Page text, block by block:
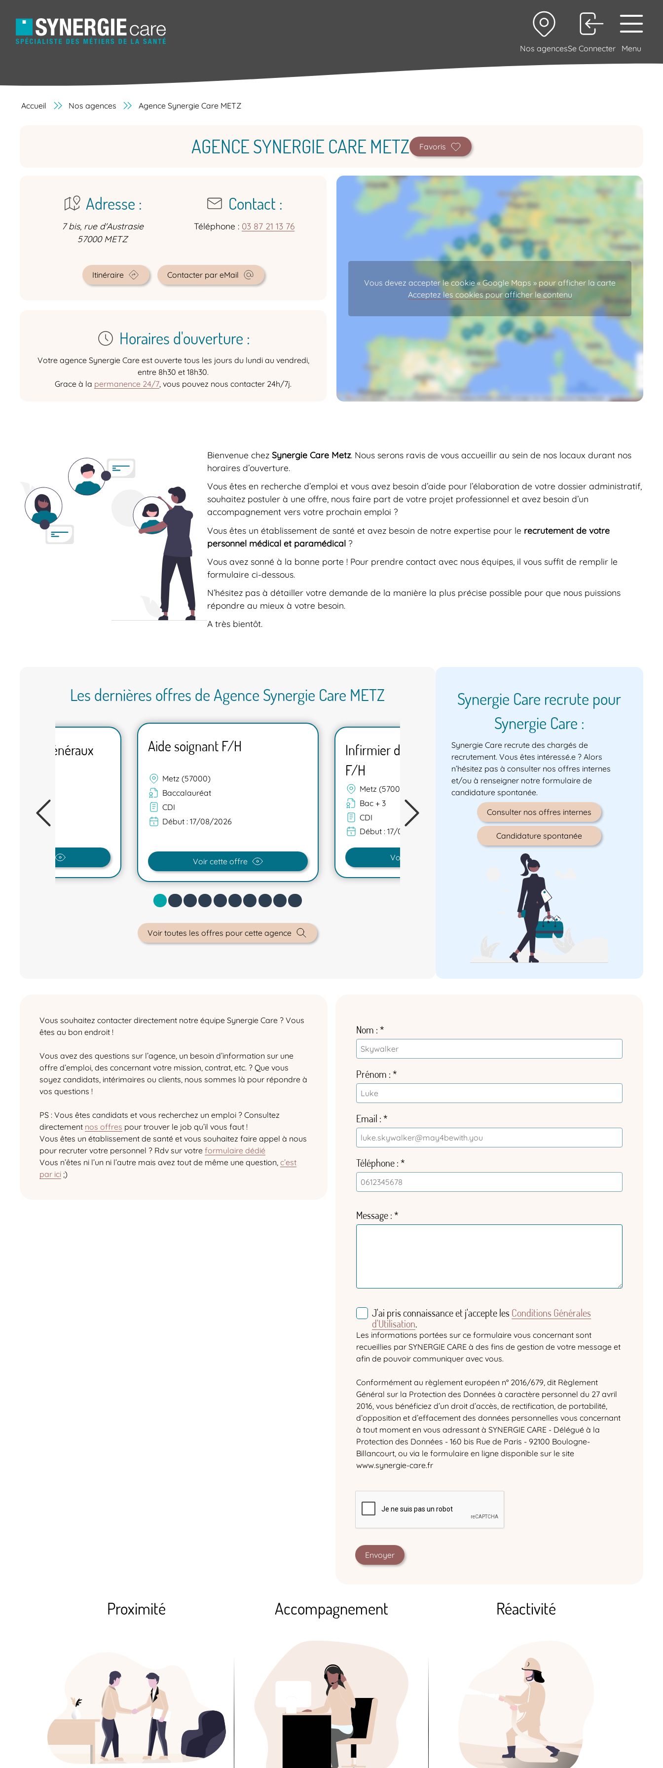
Nos agencesSe Connecter Menu
Accueil Nos agences Agence Synergie Care METZ
AGENCE SYNERGIE CARE METZ Favoris
Adresse :
7 bis, rue d'Austrasie
57000 METZ
Contact :
Téléphone : 03 87 21 13 76
Itinéraire Contacter par eMail
Horaires d'ouverture :
Votre agence Synergie Care est ouverte tous les jours du lundi au vendredi,
entre 8h30 et 18h30.
Grace à la permanence 24/7, vous pouvez nous contacter 24h/7j.
Vous devez accepter le cookie « Google Maps » pour afficher la carte
Acceptez les cookies pour afficher le contenu
Bienvenue chez Synergie Care Metz. Nous serons ravis de vous accueillir au sein de nos locaux durant nos
horaires d’ouverture.
Vous êtes en recherche d’emploi et vous avez besoin d’aide pour l’élaboration de votre dossier administratif,
souhaitez postuler à une offre, nous faire part de votre projet professionnel et avez besoin d’un
accompagnement vers votre prochain emploi ?
Vous êtes un établissement de santé et avez besoin de notre expertise pour le recrutement de votre
personnel médical et paramédical ?
Vous avez sonné à la bonne porte ! Pour prendre contact avec nous équipes, il vous suffit de remplir le
formulaire ci-dessous.
N’hésitez pas à détailler votre demande de la manière la plus précise possible pour que nous puissions
répondre au mieux à votre besoin.
A très bientôt.
Les dernières offres de Agence Synergie Care METZ
soins généraux Aide soignant F/H
Metz (57000)
Baccalauréat
CDI
Début : 17/08/2026
Voir cette offre
Infirmier de soins généraux
F/H
Metz (57000)
Bac + 3
CDI
Début : 17/08/2026
Voir cette offre
Infirmier de soins
F/H
Bac + 3
CDI
Début :
17/08/2026
Voir toutes les offres pour cette agence
Synergie Care recrute pour
Synergie Care :
Synergie Care recrute des chargés de
recrutement. Vous êtes intéressé.e ? Alors
n’hésitez pas à consulter nos offres internes
et/ou à renseigner notre formulaire de
candidature spontanée.
Consulter nos offres internes
Candidature spontanée
Vous souhaitez contacter directement notre équipe Synergie Care ? Vous
êtes au bon endroit !
Vous avez des questions sur l’agence, un besoin d’information sur une
offre d’emploi, des concernant votre mission, contrat, etc. ? Que vous
soyez candidats, intérimaires ou clients, nous sommes là pour répondre à
vos questions !
PS : Vous êtes candidats et vous recherchez un emploi ? Consultez
directement nos offres pour trouver le job qu’il vous faut !
Vous êtes un établissement de santé et vous souhaitez faire appel à nous
pour recruter votre personnel ? Rdv sur votre formulaire dédié
Vous n’êtes ni l’un ni l’autre mais avez tout de même une question, c’est
par ici ;)
Nom
Prénom
Email
Téléphone
Message
J'ai pris connaissance et j'accepte les Conditions Générales
d'Utilisation.
Les informations portées sur ce formulaire vous concernant sont
recueillies par SYNERGIE CARE à des fins de gestion de votre message et
afin de pouvoir communiquer avec vous.
Conformément au règlement européen n° 2016/679, dit Règlement
Général sur la Protection des Données à caractère personnel du 27 avril
2016, vous bénéficiez d’un droit d’accès, de rectification, de portabilité,
d’opposition et d’effacement des données personnelles vous concernant
à tout moment en vous adressant à SYNERGIE CARE - Délégué à la
Protection des Données - 160 bis Rue de Paris - 92100 Boulogne-
Billancourt, ou via le formulaire en ligne disponible sur le site
www.synergie-care.fr
Proximité Accompagnement Réactivité